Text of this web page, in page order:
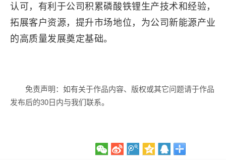
认可，有利于公司积累磷酸铁锂生产技术和经验，
拓展客户资源，提升市场地位，为公司新能源产业
的高质量发展奠定基础。
免责声明：如有关于作品内容、版权或其它问题请于作品
发布后的30日内与我们联系。